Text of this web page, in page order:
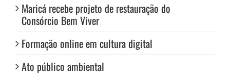
Maricá recebe projeto de restauração do
Consórcio Bem Viver
Formação online em cultura digital
Ato público ambiental